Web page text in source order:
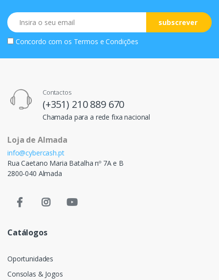
Email
subscrever
Concordo com os Termos e Condições
Contactos
(+351) 210 889 670
Chamada para a rede fixa nacional
Loja de Almada
info@cybercash.pt
Rua Caetano Maria Batalha nº 7A e B
2800-040 Almada
Catálogos
Oportunidades
Consolas & Jogos